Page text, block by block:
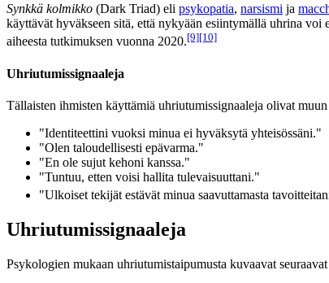
Synkkä kolmikko (Dark Triad) eli psykopatia, narsismi ja
käyttävät hyväkseen sitä, että nykyään esiintymällä uhrina
aiheesta tutkimuksen vuonna 2020.[9][10]
Uhriutumissignaaleja
Tällaisten ihmisten käyttämiä uhriutumissignaaleja olivat muun
"Identiteettini vuoksi minua ei hyväksytä yhteisössäni."
"Olen taloudellisesti epävarma."
"En ole sujut kehoni kanssa."
"Tuntuu, etten voisi hallita tulevaisuuttani."
"Ulkoiset tekijät estävät minua saavuttamasta
Uhriutumissignaaleja
Psykologien mukaan uhriutumistaipumusta kuvaavat